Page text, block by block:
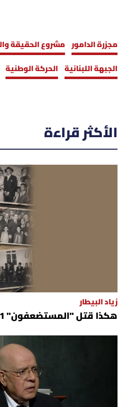
مجزرة الدامور مشروع الحقيقة
الجبهة اللبنانية الحركة الوطنية
الأكثر قراءة
زياد البيطار
هكذا قتل "المستضعفون" 11 من يهود لبنان